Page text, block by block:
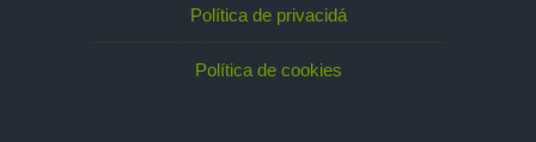
Política de privacidá
Política de cookies